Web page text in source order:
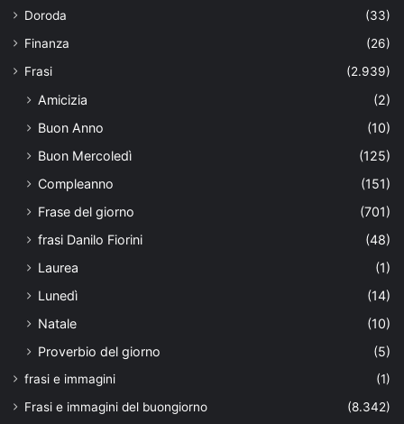
Doroda
(33)
Finanza
(26)
Frasi
(2.939)
Amicizia
(2)
Buon Anno
(10)
Buon Mercoledì
(125)
Compleanno
(151)
Frase del giorno
(701)
frasi Danilo Fiorini
(48)
Laurea
(1)
Lunedì
(14)
Natale
(10)
Proverbio del giorno
(5)
frasi e immagini
(1)
Frasi e immagini del buongiorno
(8.342)